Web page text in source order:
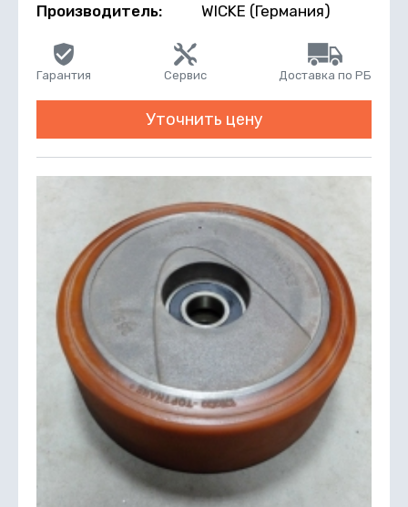
Производитель:
WICKE (Германия)
Гарантия Сервис Доставка по РБ
Уточнить цену